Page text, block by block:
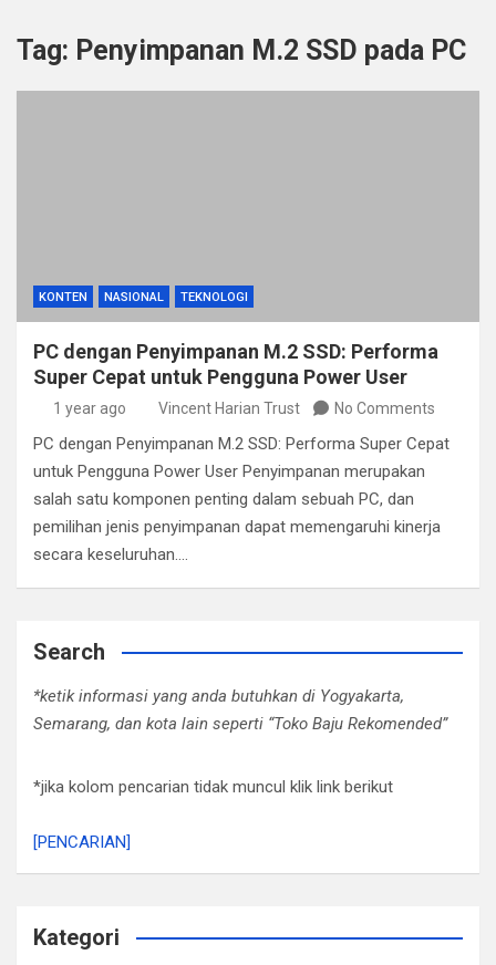
Tag: Penyimpanan M.2 SSD pada PC
KONTEN NASIONAL TEKNOLOGI
PC dengan Penyimpanan M.2 SSD: Performa
Super Cepat untuk Pengguna Power User
1 year ago Vincent Harian Trust No Comments
PC dengan Penyimpanan M.2 SSD: Performa Super Cepat
untuk Pengguna Power User Penyimpanan merupakan
salah satu komponen penting dalam sebuah PC, dan
pemilihan jenis penyimpanan dapat memengaruhi kinerja
secara keseluruhan.…
Search
*ketik informasi yang anda butuhkan di Yogyakarta,
Semarang, dan kota lain seperti “Toko Baju Rekomended”
*jika kolom pencarian tidak muncul klik link berikut
[PENCARIAN]
Kategori